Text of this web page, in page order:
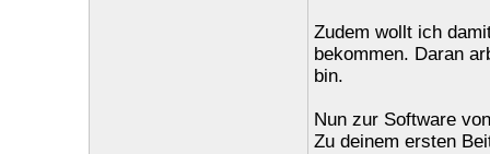
Zudem wollt ich
bekommen. Daran
bin.
Nun zur Software
Zu deinem ersten